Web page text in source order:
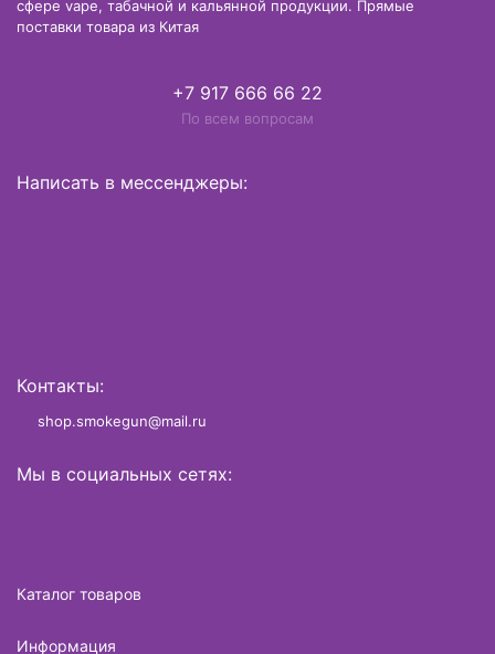
сфере vape, табачной и кальянной продукции. Прямые
поставки товара из Китая
+7 917 666 66 22
По всем вопросам
Написать в мессенджеры:
Контакты:
shop.smokegun@mail.ru
Мы в социальных сетях:
Каталог товаров
Информация